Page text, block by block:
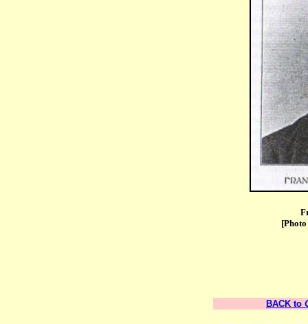
BACK to